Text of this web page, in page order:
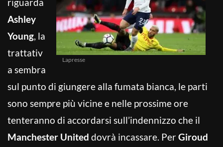
Lapresse
Ashley
Young, la
trattativ
a sembra
sul punto di giungere alla fumata bianca, le parti
sono sempre più vicine e nelle prossime ore
tenteranno di accordarsi sull’indennizzo che il
Manchester United dovrà incassare. PerGiroud